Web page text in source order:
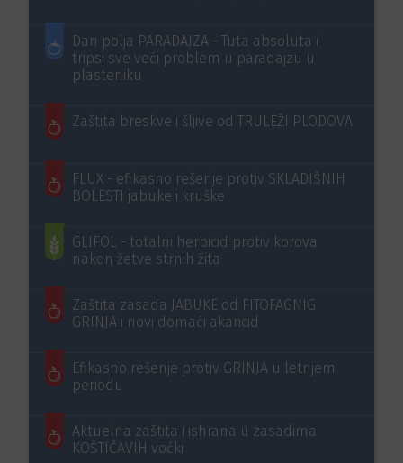
Dan polja PARADAJZA - Tuta absoluta i
tripsi sve veći problem u paradajzu u
plasteniku
Zaštita breskve i šljive od TRULEŽI PLODOVA
FLUX - efikasno rešenje protiv SKLADIŠNIH
BOLESTI jabuke i kruške
GLIFOL - totalni herbicid protiv korova
nakon žetve strnih žita
Zaštita zasada JABUKE od FITOFAGNIG
GRINJA i novi domaći akaricid
Efikasno rešenje protiv GRINJA u letnjem
periodu
Aktuelna zaštita i ishrana u zasadima
KOŠTIČAVIH voćki